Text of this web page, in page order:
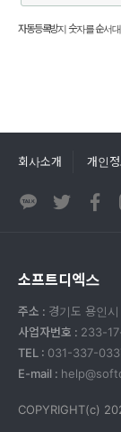
자동등록방지 숫자를 순서
회사소개 개인
소프트디엑스
주소 : 경기도 용인
사업자번호 : 233-
TEL : 031-337-
E-mail :
COPYRIGHT(c)